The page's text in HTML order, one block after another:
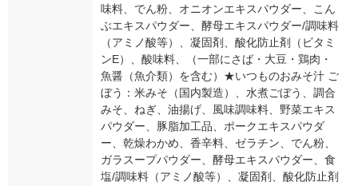
味料、でん粉、オニオンエキスパウダー、こん
ぶエキスパウダー、酵母エキスパウダー/調味料
（アミノ酸等）、凝固剤、酸化防止剤（ビタミ
ンE）、酸味料、（一部にさば・大豆・鶏肉・
魚醤（魚介類）を含む）★いつものおみそ汁 ご
ぼう：米みそ（国内製造）、水煮ごぼう、調合
みそ、ねぎ、油揚げ、風味調味料、野菜エキス
パウダー、豚脂加工品、ポークエキスパウダ
ー、乾燥わかめ、香辛料、ゼラチン、でん粉、
ガラスープパウダー、酵母エキスパウダー、食
塩/調味料（アミノ酸等）、凝固剤、酸化防止剤